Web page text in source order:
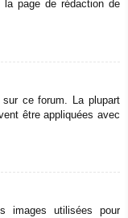
la page de rédaction de
ce forum. La plupart
être appliquées avec
images utilisées pour